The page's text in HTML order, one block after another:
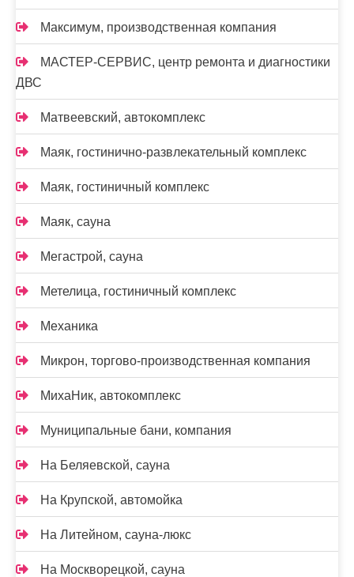
Максимум, производственная компания
МАСТЕР-СЕРВИС, центр ремонта и диагностики
ДВС
Матвеевский, автокомплекс
Маяк, гостинично-развлекательный комплекс
Маяк, гостиничный комплекс
Маяк, сауна
Мегастрой, сауна
Метелица, гостиничный комплекс
Механика
Микрон, торгово-производственная компания
МихаНик, автокомплекс
Муниципальные бани, компания
На Беляевской, сауна
На Крупской, автомойка
На Литейном, сауна-люкс
На Москворецкой, сауна